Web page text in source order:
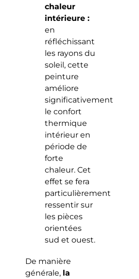
chaleur
intérieure :
en
réfléchissant
les rayons du
soleil, cette
peinture
améliore
significativement
le confort
thermique
intérieur en
période de
forte
chaleur. Cet
effet se fera
particulièrement
ressentir sur
les pièces
orientées
sud et ouest.
De manière
générale, la